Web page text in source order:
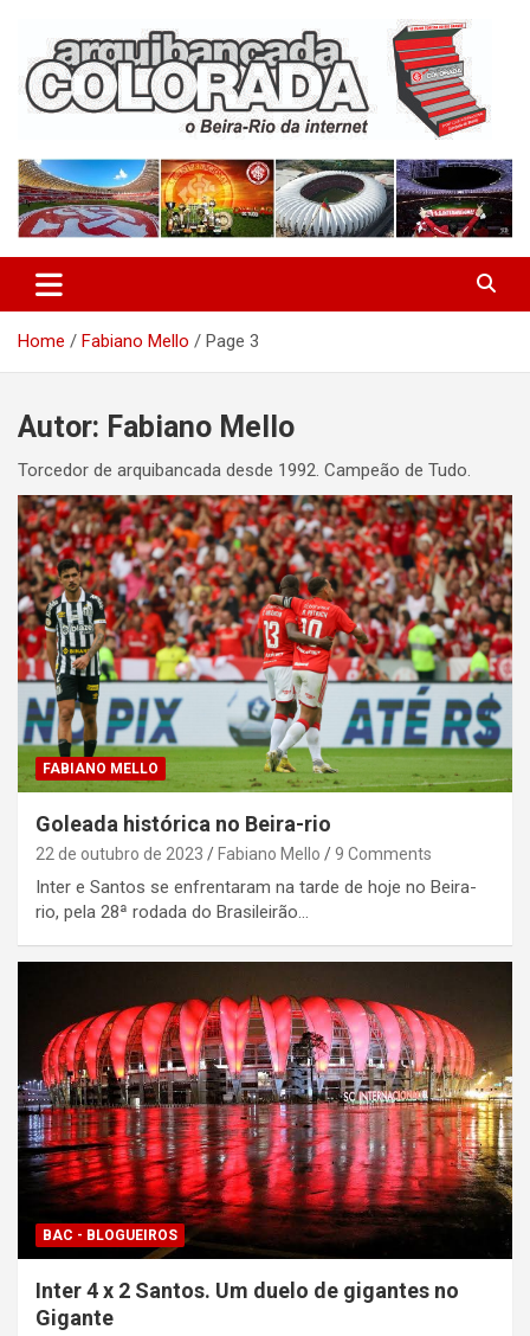
content
Arquibancada Colorada
Home Fabiano Mello Page 3
Autor: Fabiano Mello
Torcedor de arquibancada desde 1992. Campeão de Tudo.
FABIANO MELLO
Goleada histórica no Beira-rio
22 de outubro de 2023 Fabiano Mello 9 Comments
Inter e Santos se enfrentaram na tarde de hoje no Beira-
rio, pela 28ª rodada do Brasileirão…
BAC - BLOGUEIROS
Inter 4 x 2 Santos. Um duelo de gigantes no
Gigante